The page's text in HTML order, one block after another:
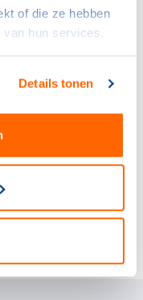
of die ze hebben
hun services.
Details tonen
alle sporters
dit systeem kan
Eventueel plaatst
na afloop van de
aan de sporter
geeft de sporter
classificatiebewijs